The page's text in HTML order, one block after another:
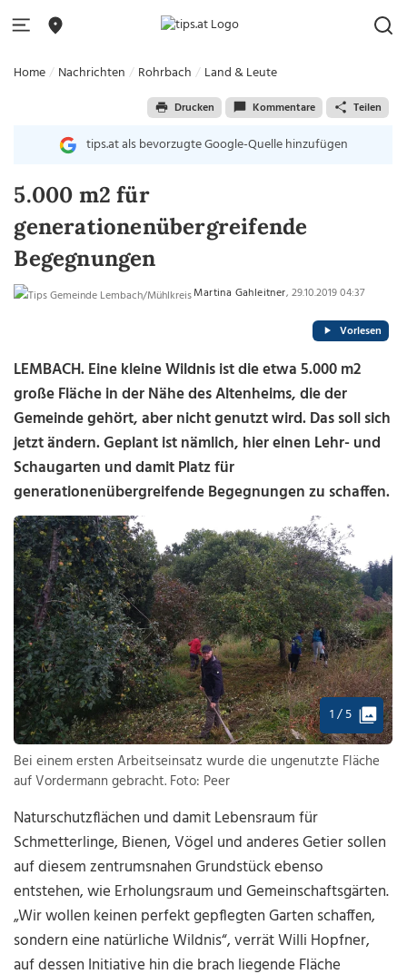
Home Nachrichten Rohrbach Land & Leute
Drucken Kommentare Teilen
tips.at als bevorzugte Google-Quelle hinzufügen
5.000 m2 für
generationenübergreifende
Begegnungen
Martina Gahleitner, 29.10.2019 04:37
Vorlesen
LEMBACH. Eine kleine Wildnis ist die etwa 5.000 m2
große Fläche in der Nähe des Altenheims, die der
Gemeinde gehört, aber nicht genutzt wird. Das soll sich
jetzt ändern. Geplant ist nämlich, hier einen Lehr- und
Schaugarten und damit Platz für
generationenübergreifende Begegnungen zu schaffen.
1 / 5
Bei einem ersten Arbeitseinsatz wurde die ungenutzte Fläche
auf Vordermann gebracht. Foto: Peer
Naturschutzflächen und damit Lebensraum für
Schmetterlinge, Bienen, Vögel und anderes Getier sollen
auf diesem zentrumsnahen Grundstück ebenso
entstehen, wie Erholungsraum und Gemeinschaftsgärten.
„Wir wollen keinen perfekt gepflegten Garten schaffen,
sondern eine natürliche Wildnis“, verrät Willi Hopfner,
auf dessen Initiative hin die brach liegende Fläche